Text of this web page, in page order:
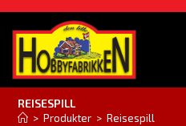
REISESPILL
> Produkter > Reisespill